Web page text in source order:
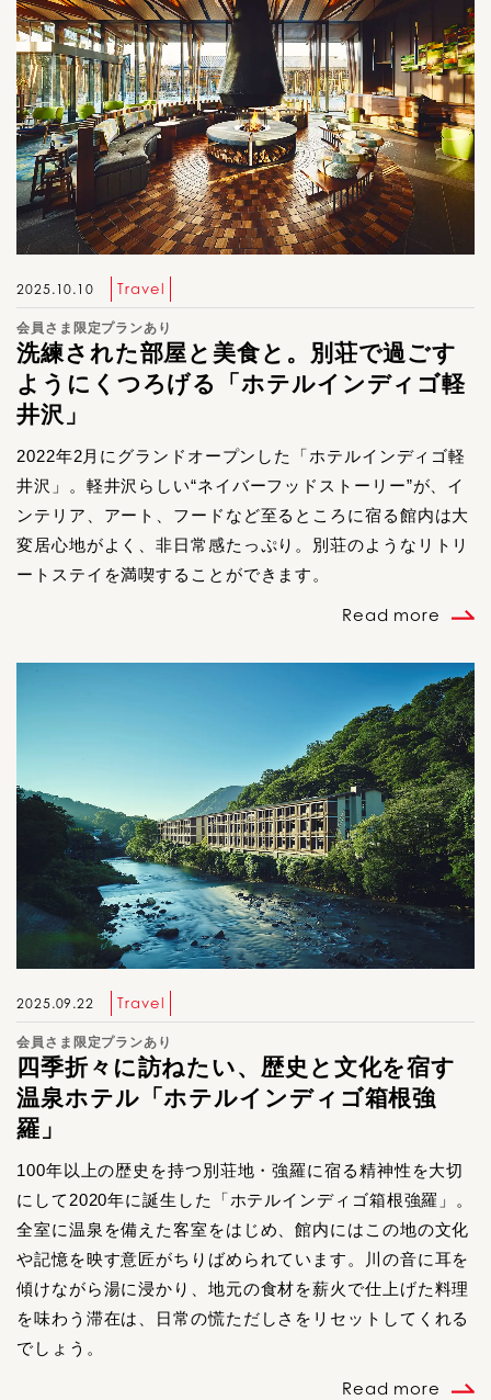
2025.10.10 Travel
会員さま限定プランあり
洗練された部屋と美食と。別荘で過ごす
ようにくつろげる「ホテルインディゴ軽
井沢」
2022年2月にグランドオープンした「ホテルインディゴ軽
井沢」。軽井沢らしい“ネイバーフッドストーリー”が、イ
ンテリア、アート、フードなど至るところに宿る館内は大
変居心地がよく、非日常感たっぷり。別荘のようなリトリ
ートステイを満喫することができます。
Read more
2025.09.22 Travel
会員さま限定プランあり
四季折々に訪ねたい、歴史と文化を宿す
温泉ホテル「ホテルインディゴ箱根強
羅」
100年以上の歴史を持つ別荘地・強羅に宿る精神性を大切
にして2020年に誕生した「ホテルインディゴ箱根強羅」。
全室に温泉を備えた客室をはじめ、館内にはこの地の文化
や記憶を映す意匠がちりばめられています。川の音に耳を
傾けながら湯に浸かり、地元の食材を薪火で仕上げた料理
を味わう滞在は、日常の慌ただしさをリセットしてくれる
でしょう。
Read more